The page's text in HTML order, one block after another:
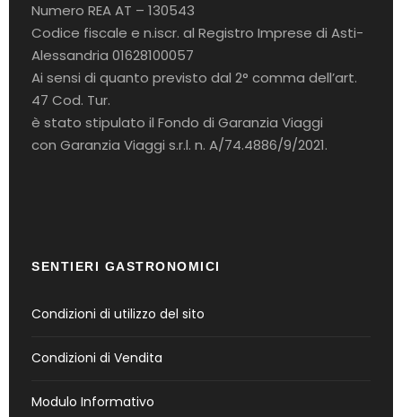
Numero REA AT – 130543
Codice fiscale e n.iscr. al Registro Imprese di Asti-
Alessandria 01628100057
Ai sensi di quanto previsto dal 2° comma dell’art.
47 Cod. Tur.
è stato stipulato il Fondo di Garanzia Viaggi
con Garanzia Viaggi s.r.l. n. A/74.4886/9/2021.
SENTIERI GASTRONOMICI
Condizioni di utilizzo del sito
Condizioni di Vendita
Modulo Informativo